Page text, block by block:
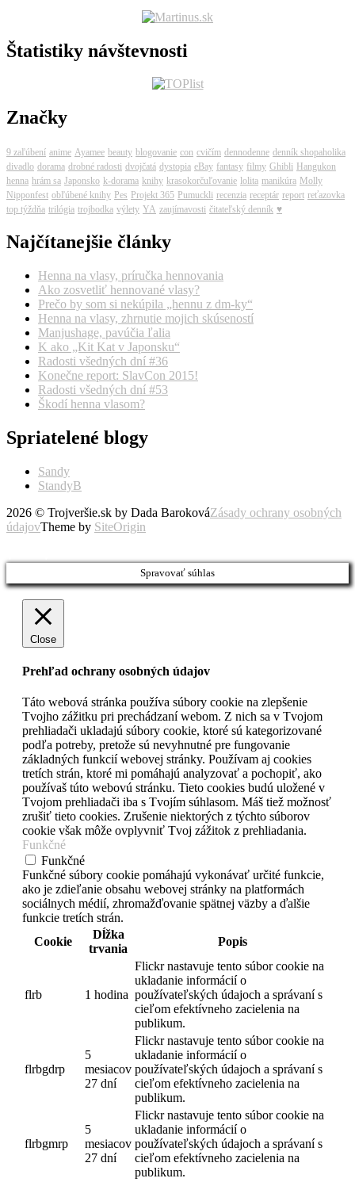
Štatistiky návštevnosti
Značky
9 zaľúbení anime Ayamee beauty blogovanie con cvičím dennodenne denník shopaholika
divadlo dorama drobné radosti dvojčatá dystopia eBay fantasy filmy Ghibli Hangukon
henna hrám sa Japonsko k-dorama knihy krasokorčuľovanie lolita manikúra Molly
Nipponfest obľúbené knihy Pes Projekt 365 Pumuckli recenzia receptár report reťazovka
top týždňa trilógia trojbodka výlety YA zaujímavosti čitateľský denník ♥
Najčítanejšie články
Henna na vlasy, príručka hennovania
Ako zosvetliť hennované vlasy?
Prečo by som si nekúpila „hennu z dm-ky“
Henna na vlasy, zhrnutie mojich skúseností
Manjushage, pavúčia ľalia
K ako „Kit Kat v Japonsku“
Radosti všedných dní #36
Konečne report: SlavCon 2015!
Radosti všedných dní #53
Škodí henna vlasom?
Spriatelené blogy
Sandy
StandyB
2026 © Trojveršie.sk by Dada BarokováZásady ochrany osobných
údajovTheme by SiteOrigin
Spravovať súhlas
Close
Prehľad ochrany osobných údajov
Táto webová stránka používa súbory cookie na zlepšenie
Tvojho zážitku pri prechádzaní webom. Z nich sa v Tvojom
prehliadači ukladajú súbory cookie, ktoré sú kategorizované
podľa potreby, pretože sú nevyhnutné pre fungovanie
základných funkcií webovej stránky. Používam aj cookies
tretích strán, ktoré mi pomáhajú analyzovať a pochopiť, ako
používaš túto webovú stránku. Tieto cookies budú uložené v
Tvojom prehliadači iba s Tvojím súhlasom. Máš tiež možnosť
zrušiť tieto cookies. Zrušenie niektorých z týchto súborov
cookie však môže ovplyvniť Tvoj zážitok z prehliadania.
Funkčné
Funkčné
Funkčné súbory cookie pomáhajú vykonávať určité funkcie,
ako je zdieľanie obsahu webovej stránky na platformách
sociálnych médií, zhromažďovanie spätnej väzby a ďalšie
funkcie tretích strán.
Cookie
Dĺžka
trvania
Popis
flrb 1 hodina
Flickr nastavuje tento súbor cookie na
ukladanie informácií o
používateľských údajoch a správaní s
cieľom efektívneho zacielenia na
publikum.
flrbgdrp
5
mesiacov
27 dní
Flickr nastavuje tento súbor cookie na
ukladanie informácií o
používateľských údajoch a správaní s
cieľom efektívneho zacielenia na
publikum.
flrbgmrp
5
mesiacov
27 dní
Flickr nastavuje tento súbor cookie na
ukladanie informácií o
používateľských údajoch a správaní s
cieľom efektívneho zacielenia na
publikum.